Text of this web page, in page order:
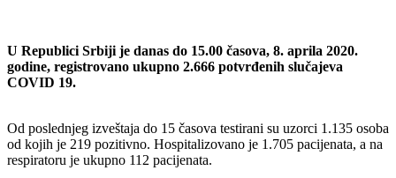
U Republici Srbiji je danas do 15.00 časova, 8. aprila 2020.
godine, registrovano ukupno 2.666 potvrđenih slučajeva
COVID 19.
Od poslednjeg izveštaja do 15 časova testirani su uzorci 1.135 osoba
od kojih je 219 pozitivno. Hospitalizovano je 1.705 pacijenata, a na
respiratoru je ukupno 112 pacijenata.